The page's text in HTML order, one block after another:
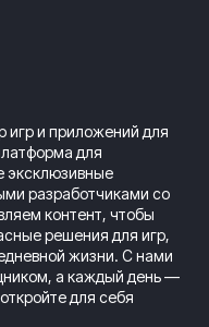
игр и приложений для
для
эксклюзивные
разработчиками со
контент, чтобы
решения для игр,
жизни. С нами
а каждый день —
для себя